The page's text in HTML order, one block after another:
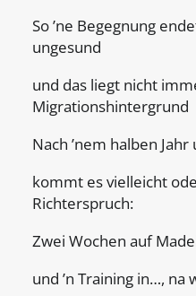
So ’ne Begegnung
ungesund
und das liegt nicht
Migrationshintergrund
Nach ’nem halben
kommt es vielleicht
Richterspruch:
Zwei Wochen auf
und ’n Training in…, na